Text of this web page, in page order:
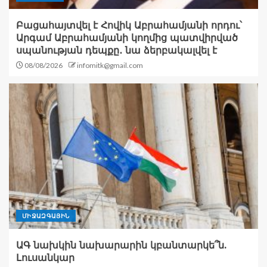
Բացահայտվել է Հովիկ Աբրահամյանի որդու՝
Արգամ Աբրահամյանի կողմից պատվիրված
սպանության դեպքը․ նա ձերբակալվել է
08/08/2026 infomitk@gmail.com
ՄԻՋԱԶԳԱՅԻՆ
ԱԳ նախկին նախարարին կբանտարկե՞ն.
Լուսանկար